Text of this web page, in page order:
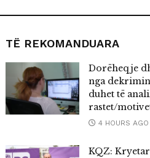
TË REKOMANDUARA
Dorëheqje
nga
duhet të
rastet/
4 HOURS AGO
KQZ: